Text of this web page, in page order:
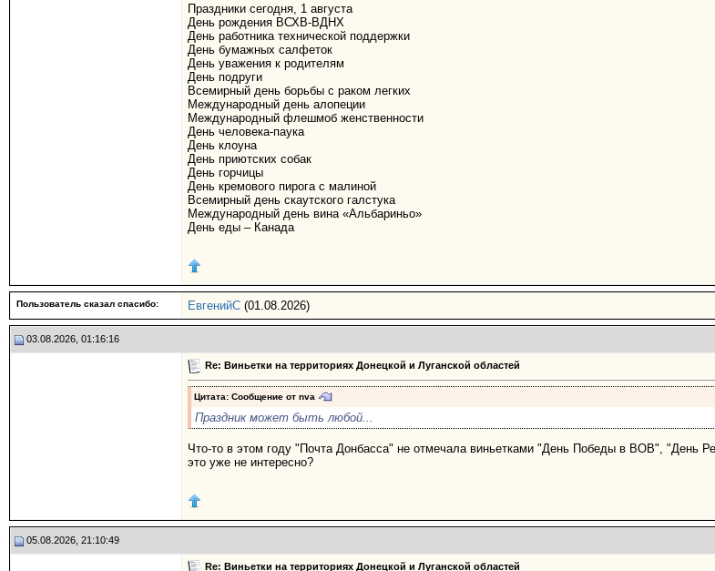
Праздники сегодня, 1 августа
День рождения ВСХВ-ВДНХ
День работника технической поддержки
День бумажных салфеток
День уважения к родителям
День подруги
Всемирный день борьбы с раком легких
Международный день алопеции
Международный флешмоб женственности
День человека-паука
День клоуна
День приютских собак
День горчицы
День кремового пирога с малиной
Всемирный день скаутского галстука
Международный день вина «Альбариньо»
День еды – Канада
Пользователь сказал cпасибо: ЕвгенийС (01.08.2026)
03.08.2026, 01:16:16
Re: Виньетки на территориях Донецкой и Луганской областей
Цитата: Сообщение от nva
Праздник может быть любой...
Что-то в этом году "Почта Донбасса" не отмечала виньетками "День Победы в ВОВ", "День
это уже не интересно?
05.08.2026, 21:10:49
Re: Виньетки на территориях Донецкой и Луганской областей